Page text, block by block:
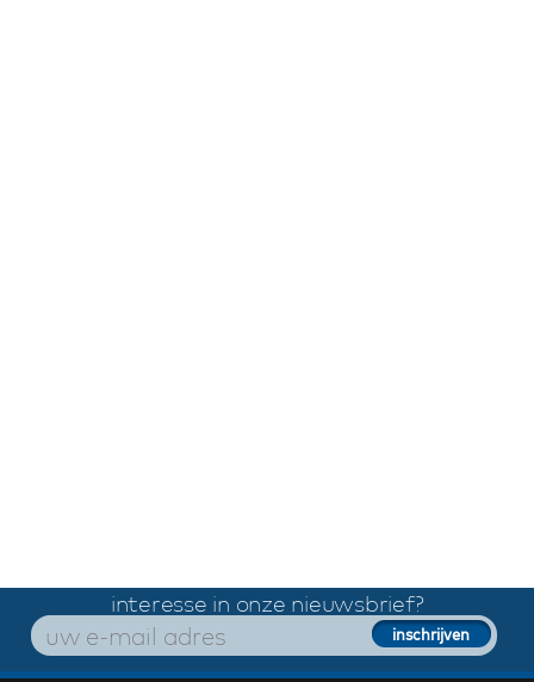
interesse in onze nieuwsbrief?